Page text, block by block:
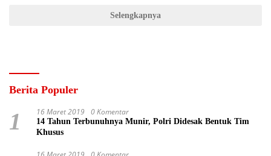
Selengkapnya
Berita Populer
1 16 Maret 2019 0 Komentar
14 Tahun Terbunuhnya Munir, Polri Didesak Bentuk Tim
Khusus